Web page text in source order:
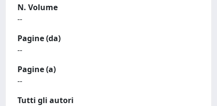
N. Volume
--
Pagine (da)
--
Pagine (a)
--
Tutti gli autori